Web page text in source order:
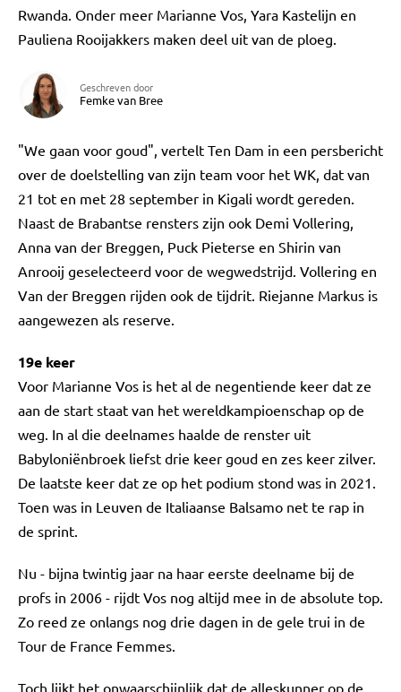
Rwanda. Onder meer Marianne Vos, Yara Kastelijn en
Pauliena Rooijakkers maken deel uit van de ploeg.
Geschreven door
Femke van Bree
"We gaan voor goud", vertelt Ten Dam in een persbericht
over de doelstelling van zijn team voor het WK, dat van
21 tot en met 28 september in Kigali wordt gereden.
Naast de Brabantse rensters zijn ook Demi Vollering,
Anna van der Breggen, Puck Pieterse en Shirin van
Anrooij geselecteerd voor de wegwedstrijd. Vollering en
Van der Breggen rijden ook de tijdrit. Riejanne Markus is
aangewezen als reserve.
19e keer
Voor Marianne Vos is het al de negentiende keer dat ze
aan de start staat van het wereldkampioenschap op de
weg. In al die deelnames haalde de renster uit
Babyloniënbroek liefst drie keer goud en zes keer zilver.
De laatste keer dat ze op het podium stond was in 2021.
Toen was in Leuven de Italiaanse Balsamo net te rap in
de sprint.
Nu - bijna twintig jaar na haar eerste deelname bij de
profs in 2006 - rijdt Vos nog altijd mee in de absolute top.
Zo reed ze onlangs nog drie dagen in de gele trui in de
Tour de France Femmes.
Toch lijkt het onwaarschijnlijk dat de alleskunner op de